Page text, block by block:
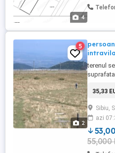
4
2
5
terenul
dreapta
munti
fiind si
35,33
Sibiu,
azi
55,000